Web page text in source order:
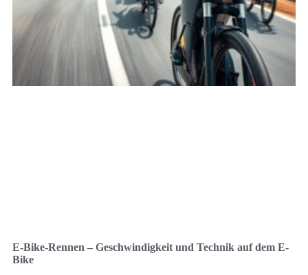
E-Bike-Rennen – Geschwindigkeit und Technik auf dem E-
Bike